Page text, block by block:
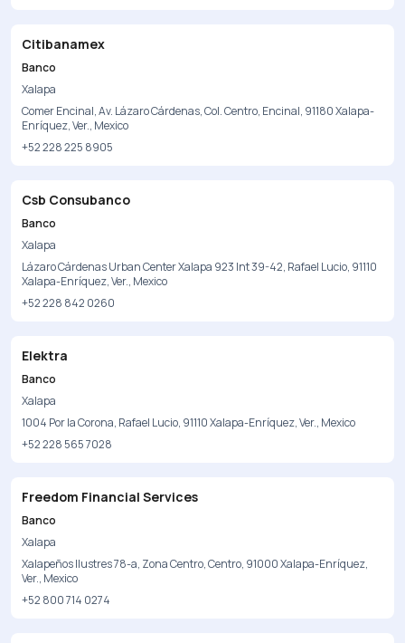
Citibanamex
Banco
Xalapa
Comer Encinal, Av. Lázaro Cárdenas, Col. Centro, Encinal, 91180 Xalapa-
Enríquez, Ver., Mexico
+52 228 225 8905
Csb Consubanco
Banco
Xalapa
Lázaro Cárdenas Urban Center Xalapa 923 Int 39-42, Rafael Lucio, 91110
Xalapa-Enríquez, Ver., Mexico
+52 228 842 0260
Elektra
Banco
Xalapa
1004 Por la Corona, Rafael Lucio, 91110 Xalapa-Enríquez, Ver., Mexico
+52 228 565 7028
Freedom Financial Services
Banco
Xalapa
Xalapeños Ilustres 78-a, Zona Centro, Centro, 91000 Xalapa-Enríquez,
Ver., Mexico
+52 800 714 0274